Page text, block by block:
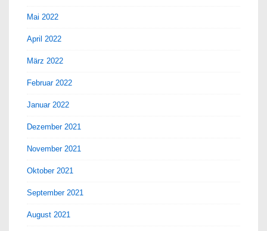
Mai 2022
April 2022
März 2022
Februar 2022
Januar 2022
Dezember 2021
November 2021
Oktober 2021
September 2021
August 2021